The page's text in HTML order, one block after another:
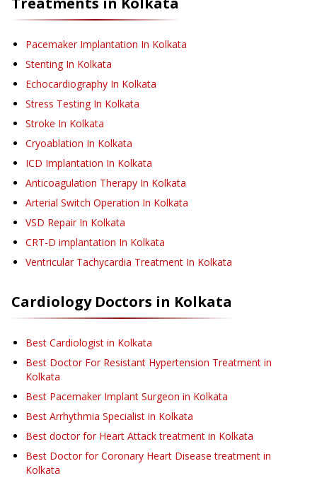
Pacemaker Implantation In Kolkata
Stenting In Kolkata
Echocardiography In Kolkata
Stress Testing In Kolkata
Stroke In Kolkata
Cryoablation In Kolkata
ICD Implantation In Kolkata
Anticoagulation Therapy In Kolkata
Arterial Switch Operation In Kolkata
VSD Repair In Kolkata
CRT-D implantation In Kolkata
Ventricular Tachycardia Treatment In Kolkata
CardiologyDoctors in Kolkata
Best Cardiologist in Kolkata
Best Doctor For Resistant Hypertension Treatment in
Kolkata
Best Pacemaker Implant Surgeon in Kolkata
Best Arrhythmia Specialist in Kolkata
Best doctor for Heart Attack treatment in Kolkata
Best Doctor for Coronary Heart Disease treatment in
Kolkata